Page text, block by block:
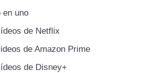
en uno
de Netflix
de Amazon Prime
de Disney+